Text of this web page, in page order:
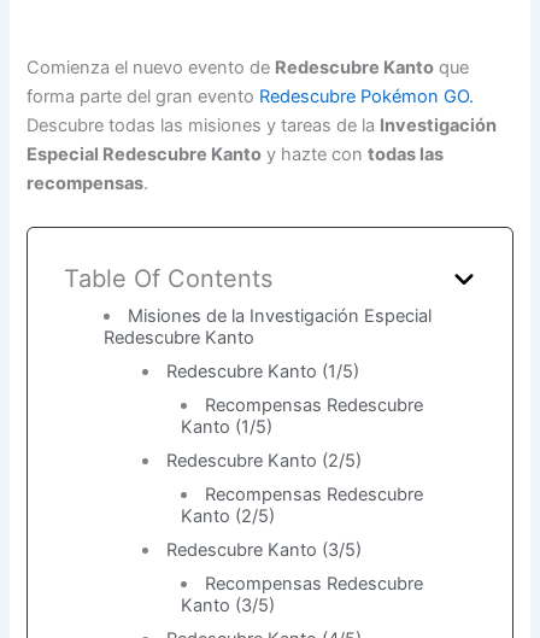
Comienza el nuevo evento de Redescubre Kanto que
forma parte del gran evento Redescubre Pokémon GO.
Descubre todas las misiones y tareas de la Investigación
Especial Redescubre Kanto y hazte contodas las
recompensas.
Table Of Contents
Misiones de la Investigación Especial
Redescubre Kanto
Redescubre Kanto (1/5)
Recompensas Redescubre
Kanto (1/5)
Redescubre Kanto (2/5)
Recompensas Redescubre
Kanto (2/5)
Redescubre Kanto (3/5)
Recompensas Redescubre
Kanto (3/5)